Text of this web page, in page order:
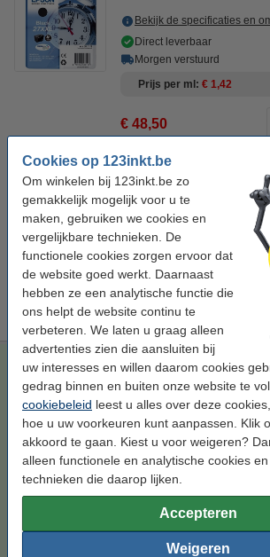
Cookies op 123inkt.be
Om winkelen bij 123inkt.be zo
gemakkelijk mogelijk voor u te
maken, gebruiken we cookies en
vergelijkbare technieken. De
functionele cookies zorgen ervoor dat
de website goed werkt. Daarnaast
hebben ze een analytische functie die
ons helpt de website continu te
verbeteren. We laten u graag alleen
advertenties zien die aansluiten bij
uw interesses en willen daarom cookies
gedrag binnen en buiten onze website te
cookiebeleid leest u alles over deze
hoe u uw voorkeuren kunt aanpassen. Klik
akkoord te gaan. Kiest u voor weigeren?
alleen functionele en analytische cookies
technieken die daarop lijken.
Accepteren
Weigeren
Bekijk de specificaties en
Direct leverbaar
Morgen verstuurd
Prijs per ml
€ 1,42
€ 48,50
Bespaar46,8% op uw inkt (zonder
Bespaar op uw afdrukkosten. Én met
4,9 ml meer
Epson 27XXL (T2791) inktcartridge zwart extra
capaciteit (123inkt huismerk)
€ 29,50
Tip
Wij adviseren u om i.p.v. deze cartridge het
nemen.
Epson 27XXL (T2791) inktcartridge zwart
capaciteit (123inkt huismerk)
zwart inkjetcartridge 39 ml
Bekijk de specificaties en
Bespaar
46,8%
op uw inkt
kwaliteitsverlies)!
Morgen verstuurd
Prijs per ml € 0,76